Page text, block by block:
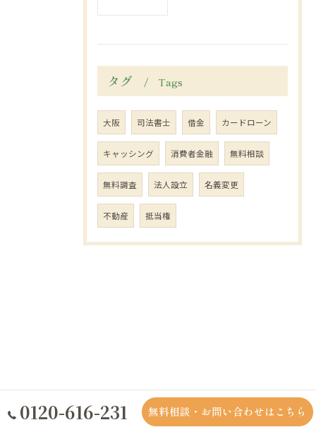
タグ Tags
大阪 司法書士 借金 カードローン
キャッシング 消費者金融 無料相談
無料調査 法人設立 名義変更
不動産 抵当権
0120-616-231 無料相談・お問い合わせはこちら